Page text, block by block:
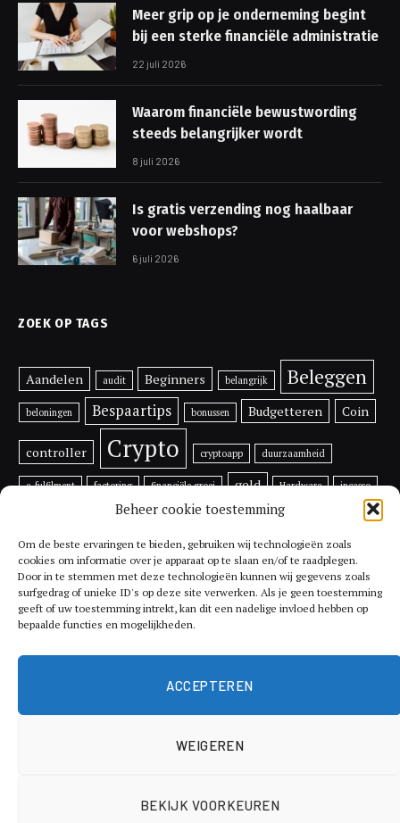
Beheer cookie toestemming
Om de beste ervaringen te bieden, gebruiken wij technologieën zoals
cookies om informatie over je apparaat op te slaan en/of te raadplegen.
Door in te stemmen met deze technologieën kunnen wij gegevens zoals
surfgedrag of unieke ID's op deze site verwerken. Als je geen toestemming
geeft of uw toestemming intrekt, kan dit een nadelige invloed hebben op
bepaalde functies en mogelijkheden.
ACCEPTEREN
WEIGEREN
BEKIJK VOORKEUREN
Meer grip op je onderneming begint
bij een sterke financiële administratie
22 juli 2026
Waarom financiële bewustwording
steeds belangrijker wordt
8 juli 2026
Is gratis verzending nog haalbaar
voor webshops?
6 juli 2026
ZOEK OP TAGS
Aandelen audit Beginners belangrijk Beleggen
beloningen Bespaartips bonussen Budgetteren Coin
controller Crypto cryptoapp duurzaamheid
e-fulfilment factoring financiële groei geld Hardware incasso
investeren investeren in bitcoin Lijfrente
multifunctionele ondernemen Prijs printer rentes
Ripple RSR schade Shiba Inu tips Toekomst
Token Utrecht Vechain
Voordelen xrp
Geldzaken Hypotheek